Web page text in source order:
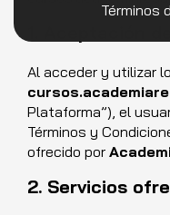
Términos
Al acceder y utilizar
Plataforma”), el
Términos y
ofrecido por
2. Servicios